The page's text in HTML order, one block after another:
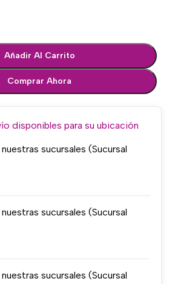
Añadir Al Carrito
Comprar Ahora
disponibles para su ubicación
sucursales (Sucursal
sucursales (Sucursal
sucursales (Sucursal